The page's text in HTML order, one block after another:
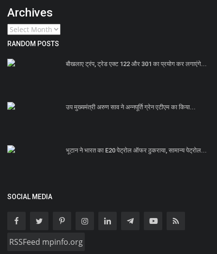
Archives
RANDOM POSTS
बौखलाए ट्रंप, ट्रेड एक्ट 122 और 301 का प्रयोग कर लगाएंगे...
उप मुख्यमंत्री अरुण साव ने अन्नपूर्ति ग्रेन एटीएम का किया...
भूटान ने भारत का E20 पेट्रोल ऑफर ठुकराया, सामान्य पेट्रोल...
SOCIAL MEDIA
RSSFeed mpinfo.org